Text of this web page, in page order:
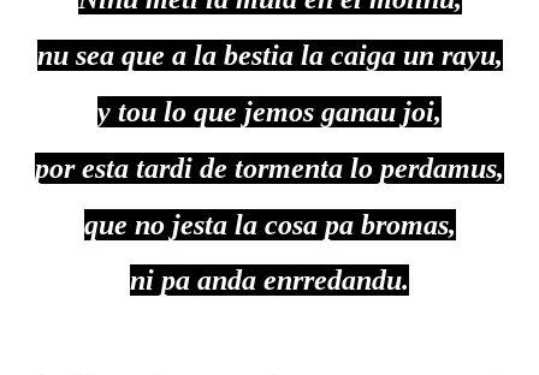
nu sea que a la bestia la caiga un rayu,
y tou lo que jemos ganau joi,
por esta tardi de tormenta lo perdamus,
que no jesta la cosa pa bromas,
ni pa anda enrredandu.